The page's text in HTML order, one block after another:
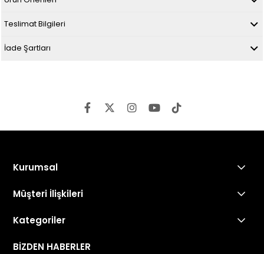
Teslimat Bilgileri
İade Şartları
Kurumsal
Müşteri İlişkileri
Kategoriler
BİZDEN HABERLER